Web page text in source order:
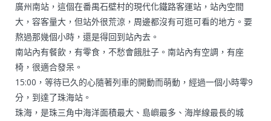
廣州南站，這個在番禺石壁村的現代化鐵路客運站，站內空間
大，容客量大，但站外很荒涼，周邊都沒有可逛可看的地方。要
熬過那幾個小時，還是得回到站內去。
南站內有餐飲，有零食，不愁會餓肚子。南站內有空調，有座
椅，很適合發呆。
15:00，等待已久的心隨著列車的開動而萌動，經過一個小時零9
分，到達了珠海站。
珠海，是珠三角中海洋面積最大、島嶼最多、海岸線最長的城